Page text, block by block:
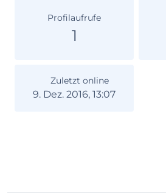
Profilaufrufe
1
Zuletzt online
9. Dez. 2016, 13:07